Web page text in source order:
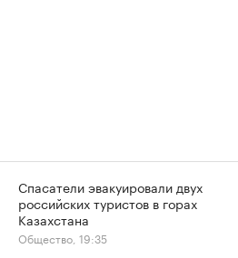
Спасатели эвакуировали двух
российских туристов в горах
Казахстана
Общество, 19:35